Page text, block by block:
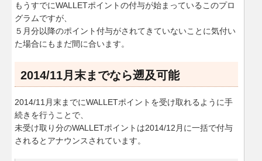
もうすでにWALLETポイントの付与が始まっているこのプロ
グラムですが、
５月分以降のポイント付与がされてきていないことに気付い
た場合にもまだ間に合います。
2014/11月末までなら遡及可能
2014/11月末までにWALLETポイントを受け取れるように手
続きを行うことで、
未受け取り分のWALLETポイントは2014/12月に一括で付与
されるとアナウンスされています。